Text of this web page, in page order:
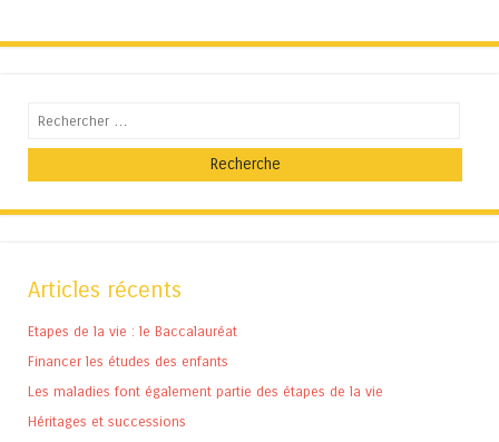
Recherche
Articles récents
Etapes de la vie : le Baccalauréat
Financer les études des enfants
Les maladies font également partie des étapes de la vie
Héritages et successions